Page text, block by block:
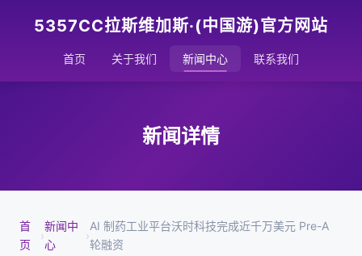
5357CC拉斯维加斯·(中国游)官方网站
首页 关于我们 新闻中心 联系我们
新闻详情
首
页
›
新闻中
心
›
AI 制药工业平台沃时科技完成近千万美元 Pre-A
轮融资